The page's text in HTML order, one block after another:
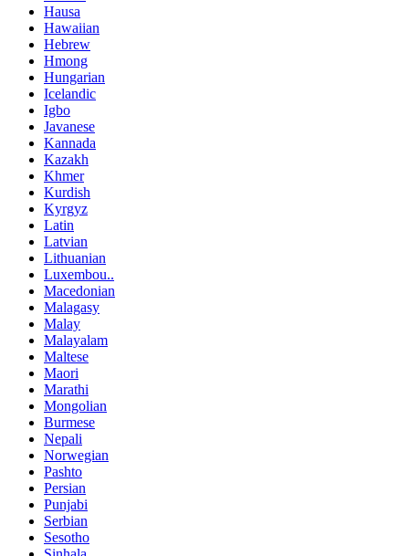
Hausa
Hawaiian
Hebrew
Hmong
Hungarian
Icelandic
Igbo
Javanese
Kannada
Kazakh
Khmer
Kurdish
Kyrgyz
Latin
Latvian
Lithuanian
Luxembou..
Macedonian
Malagasy
Malay
Malayalam
Maltese
Maori
Marathi
Mongolian
Burmese
Nepali
Norwegian
Pashto
Persian
Punjabi
Serbian
Sesotho